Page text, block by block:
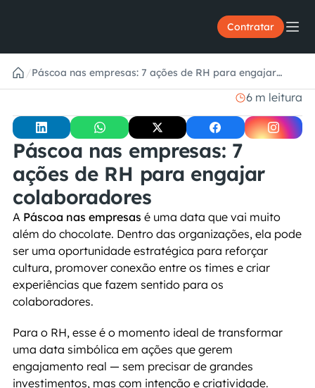
Contratar
/Páscoa nas empresas: 7 ações de RH para engajar
colaboradores
6 m leitura
Páscoa nas empresas: 7
ações de RH para engajar
colaboradores
A Páscoa nas empresas é uma data que vai muito
além do chocolate. Dentro das organizações, ela pode
ser uma oportunidade estratégica para reforçar
cultura, promover conexão entre os times e criar
experiências que fazem sentido para os
colaboradores.
Para o RH, esse é o momento ideal de transformar
uma data simbólica em ações que gerem
engajamento real — sem precisar de grandes
investimentos, mas com intenção e criatividade.